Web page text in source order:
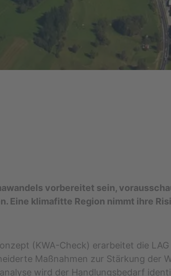
vorbereitet sein,
Eine klimafitte Region nimmt ihre
(KWA-Check) erarbeitet die
Maßnahmen zur Stärkung der
wird der Handlungsbedarf